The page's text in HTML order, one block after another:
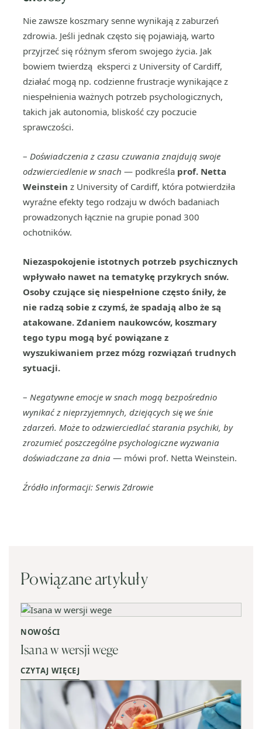
Nie zawsze koszmary senne wynikają z zaburzeń
zdrowia. Jeśli jednak często się pojawiają, warto
przyjrzeć się różnym sferom swojego życia. Jak
bowiem twierdzą eksperci z University of Cardiff,
działać mogą np. codzienne frustracje wynikające z
niespełnienia ważnych potrzeb psychologicznych,
takich jak autonomia, bliskość czy poczucie
sprawczości.
– Doświadczenia z czasu czuwania znajdują swoje
odzwierciedlenie w snach — podkreśla prof. Netta
Weinstein z University of Cardiff, która potwierdziła
wyraźne efekty tego rodzaju w dwóch badaniach
prowadzonych łącznie na grupie ponad 300
ochotników.
Niezaspokojenie istotnych potrzeb psychicznych
wpływało nawet na tematykę przykrych snów.
Osoby czujące się niespełnione często śniły, że
nie radzą sobie z czymś, że spadają albo że są
atakowane. Zdaniem naukowców, koszmary
tego typu mogą być powiązane z
wyszukiwaniem przez mózg rozwiązań trudnych
sytuacji.
– Negatywne emocje w snach mogą bezpośrednio
wynikać z nieprzyjemnych, dziejących się we śnie
zdarzeń. Może to odzwierciedlać starania psychiki, by
zrozumieć poszczególne psychologiczne wyzwania
doświadczane za dnia — mówi prof. Netta Weinstein.
Źródło informacji: Serwis Zdrowie
Powiązane artykuły
NOWOŚCI
Isana w wersji wege
CZYTAJ WIĘCEJ